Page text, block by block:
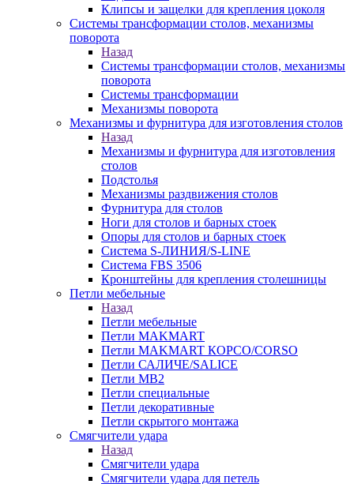
Клипсы и защелки для крепления цоколя
Системы трансформации столов, механизмы
поворота
Назад
Системы трансформации столов, механизмы
поворота
Системы трансформации
Механизмы поворота
Механизмы и фурнитура для изготовления столов
Назад
Механизмы и фурнитура для изготовления
столов
Подстолья
Механизмы раздвижения столов
Фурнитура для столов
Ноги для столов и барных стоек
Опоры для столов и барных стоек
Система S-ЛИНИЯ/S-LINE
Система FBS 3506
Кронштейны для крепления столешницы
Петли мебельные
Назад
Петли мебельные
Петли MAKMART
Петли MAKMART КОРСО/CORSO
Петли САЛИЧЕ/SALICE
Петли MB2
Петли специальные
Петли декоративные
Петли скрытого монтажа
Смягчители удара
Назад
Смягчители удара
Смягчители удара для петель